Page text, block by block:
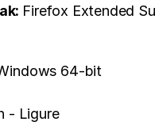
Firefox Extended
64-bit
- Ligure